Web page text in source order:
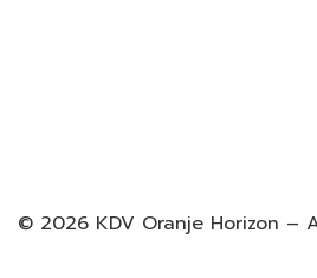
© 2026 KDV Oranje Horizon –